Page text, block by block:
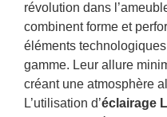
révolution dans
combinent forme et
éléments
gamme. Leur allure
créant une atmosphère
L’utilisation d’éclairage